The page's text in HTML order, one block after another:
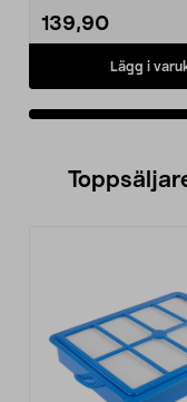
139,90
Lägg i